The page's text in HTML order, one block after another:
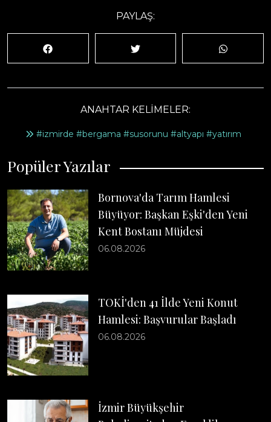
PAYLAŞ:
ANAHTAR KELİMELER:
#izmirde #bergama #susorunu #altyapı #yatırım
Popüler Yazılar
Bornova'da Tarım Hamlesi
Büyüyor: Başkan Eşki'den Yeni
Kent Bostanı Müjdesi
06.08.2026
TOKİ'den 41 İlde Yeni Konut
Hamlesi: Başvurular Başladı
06.08.2026
İzmir Büyükşehir